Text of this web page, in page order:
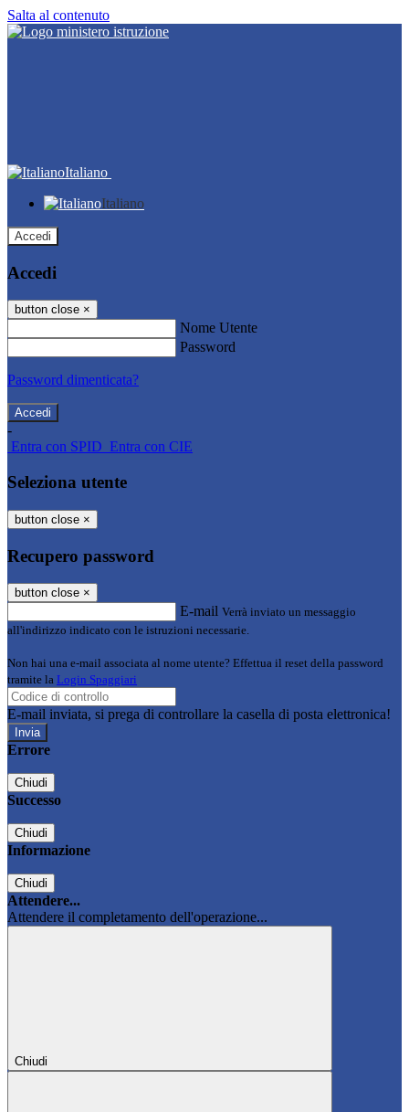
Salta al contenuto
Italiano
Italiano
Accedi
Accedi
button close ×
Nome Utente
Password
Password dimenticata?
-
Entra con SPID Entra con CIE
Seleziona utente
button close ×
Recupero password
button close ×
E-mail Verrà inviato un messaggio
all'indirizzo indicato con le istruzioni necessarie.
Non hai una e-mail associata al nome utente? Effettua il reset della password
tramite la Login Spaggiari
E-mail inviata, si prega di controllare la casella di posta elettronica!
Errore
Chiudi
Successo
Chiudi
Informazione
Chiudi
Attendere...
Attendere il completamento dell'operazione...
Chiudi